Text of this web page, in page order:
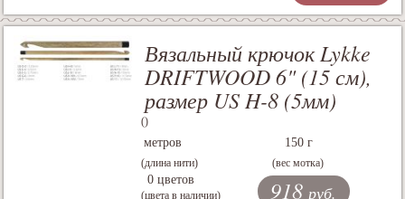
Вязальный крючок Lykke
DRIFTWOOD 6" (15 см),
размер US H-8 (5мм)
()
метров
(длина нити)
150 г
(вес мотка)
0 цветов
(цвета в наличии) 918 руб.